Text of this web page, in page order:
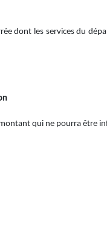
dont les services du
qui ne pourra être